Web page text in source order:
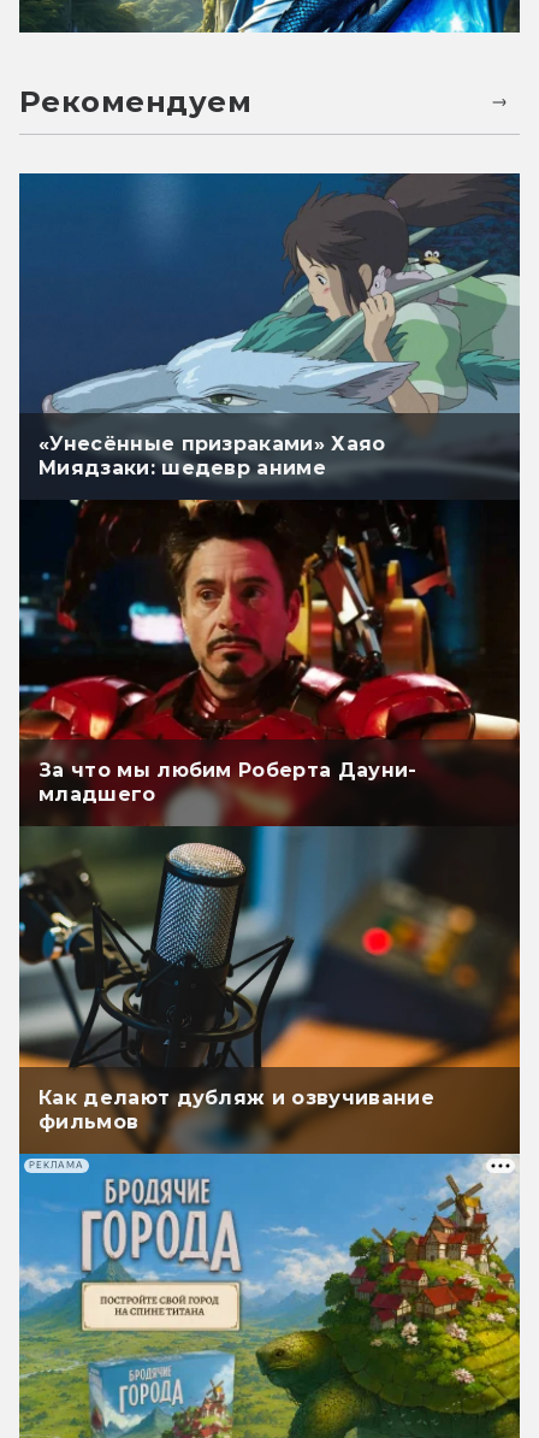
Рекомендуем
«Унесённые призраками» Хаяо
Миядзаки: шедевр аниме
За что мы любим Роберта Дауни-
младшего
Как делают дубляж и озвучивание
фильмов
РЕКЛАМА